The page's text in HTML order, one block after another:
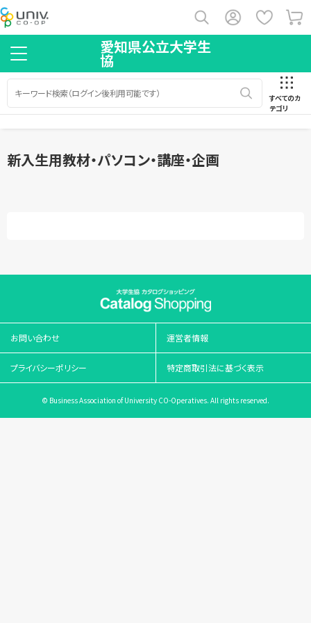
愛知県公立大学生
協
すべてのカ
テゴリ
新入生用教材・パソコン・講座・企画
お問い合わせ 運営者情報
プライバシーポリシー 特定商取引法に基づく表示
© Business Association of University CO-Operatives. All rights reserved.